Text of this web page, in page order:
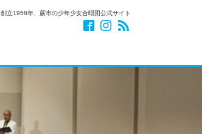
創立1958年、蕨市の少年少女合唱団公式サイト